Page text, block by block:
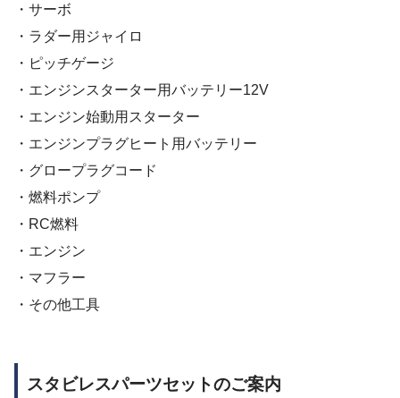
・サーボ
・ラダー用ジャイロ
・ピッチゲージ
・エンジンスターター用バッテリー12V
・エンジン始動用スターター
・エンジンプラグヒート用バッテリー
・グロープラグコード
・燃料ポンプ
・RC燃料
・エンジン
・マフラー
・その他工具
スタビレスパーツセットのご案内